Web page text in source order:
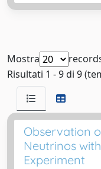
Mostra
Risultati 1 - 9 di 9
Observation
Neutrinos
Experiment